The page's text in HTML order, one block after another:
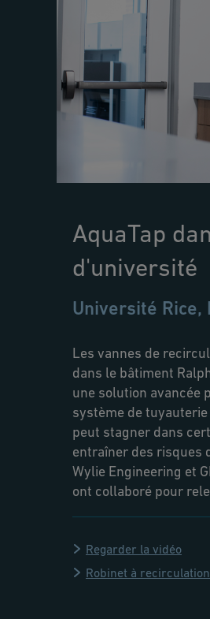
AquaTap
d'université
Université Rice,
Les vannes de
dans le bâtiment
une solution avancée
système de
peut stagner dans
entraîner des risques
Wylie Engineering et
ont collaboré pour
Regarder la vidéo
Robinet à